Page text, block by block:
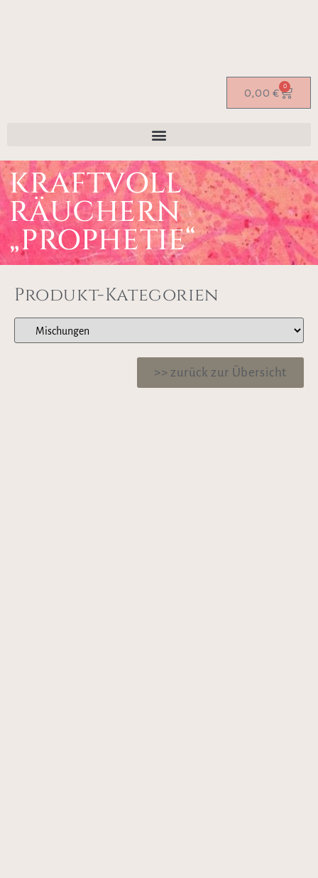
0,00 € 0
KRAFTVOLL
RÄUCHERN
„PROPHETIE“
Produkt-Kategorien
>> zurück zur Übersicht